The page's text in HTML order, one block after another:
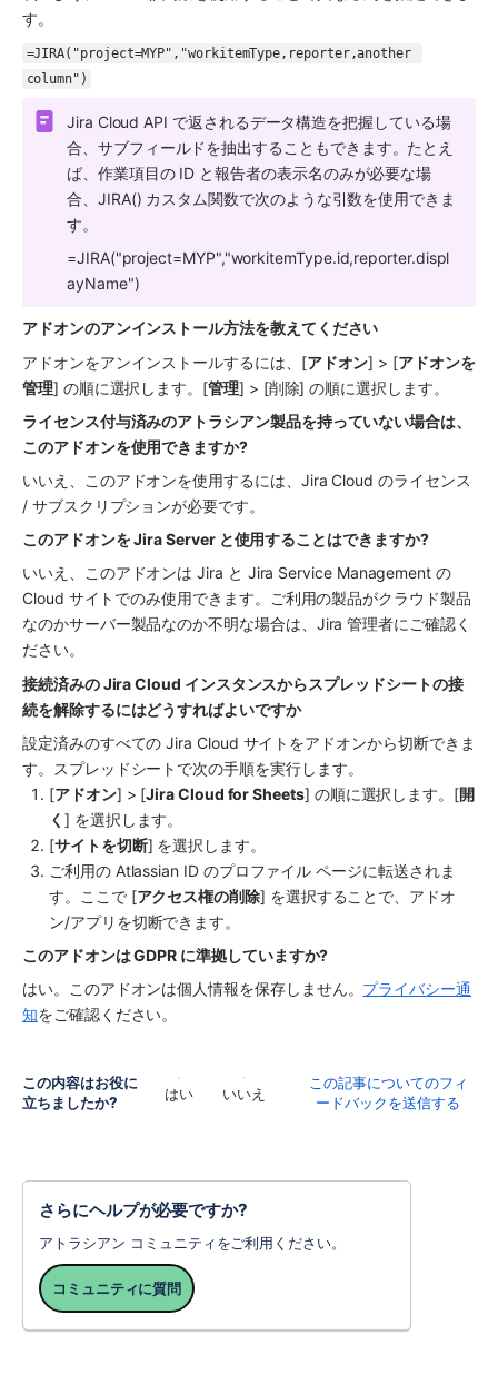
す。
=JIRA("project=MYP","workitemType,reporter,another
column")
Jira Cloud API で返されるデータ構造を把握している場
合、サブフィールドを抽出することもできます。たとえ
ば、作業項目の ID と報告者の表示名のみが必要な場
合、JIRA() カスタム関数で次のような引数を使用できま
す。
=JIRA("project=MYP","workitemType.id,reporter.displ
ayName")
アドオンのアンインストール方法を教えてください
アドオンをアンインストールするには、[アドオン] > [アドオンを
管理] の順に選択します。[管理] > [削除] の順に選択します。
ライセンス付与済みのアトラシアン製品を持っていない場合は、
このアドオンを使用できますか?
いいえ、このアドオンを使用するには、Jira Cloud のライセンス
/ サブスクリプションが必要です。
このアドオンを Jira Server と使用することはできますか?
いいえ、このアドオンは Jira と Jira Service Management の
Cloud サイトでのみ使用できます。ご利用の製品がクラウド製品
なのかサーバー製品なのか不明な場合は、Jira 管理者にご確認く
ださい。
接続済みの Jira Cloud インスタンスからスプレッドシートの接
続を解除するにはどうすればよいですか
設定済みのすべての Jira Cloud サイトをアドオンから切断できま
す。スプレッドシートで次の手順を実行します。
[アドオン] > [Jira Cloud for Sheets] の順に選択します。[開
く ] を選択します。
[サイトを切断] を選択します。
ご利用の Atlassian ID のプロファイル ページに転送されま
す。ここで [アクセス権の削除] を選択することで、アドオ
ン/アプリを切断できます。
このアドオンは GDPR に準拠していますか?
はい。このアドオンは個人情報を保存しません。 プライバシー通
知をご確認ください。
この内容はお役に
立ちましたか?
はい いいえ
この記事についてのフィ
ードバックを送信する
さらにヘルプが必要ですか?
アトラシアン コミュニティをご利用ください。
コミュニティに質問